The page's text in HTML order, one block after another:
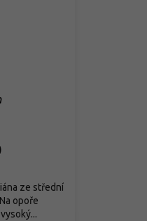
ze střední
opoře